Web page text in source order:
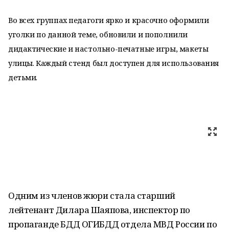
Во всех группах педагоги ярко и красочно оформили
уголки по данной теме, обновили и пополнили
дидактические и настольно-печатные игры, макеты
улицы. Каждый стенд был доступен для использования
детьми.
Одним из членов жюри стала старший
лейтенант Дилара Шаяпова, инспектор по
пропаганде БДД ОГИБДД отдела МВД России по